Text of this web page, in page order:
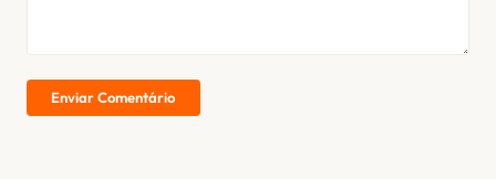
Enviar Comentário